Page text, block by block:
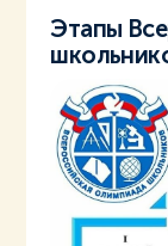
Этапы